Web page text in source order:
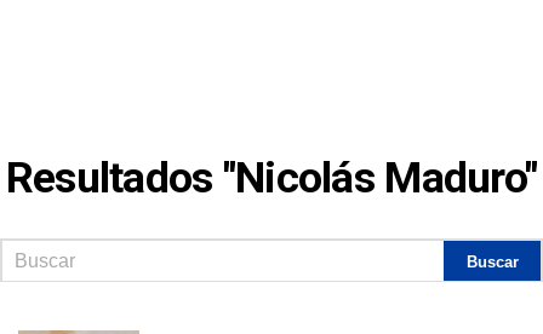
Resultados "Nicolás Maduro"